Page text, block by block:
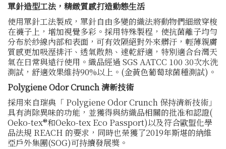
單針造型工法，精緻質感打造動態生活
使用單針工法製成，單針自由多變的織法將動物們細緻穿梭
在襪子上，增加視覺多彩。採用特殊製程，使抗菌離子均勻
分布於紗線內部和表面，可有效隔絕對外來髒汙，輕薄親膚
質感更加吸溼排汗、透氣散熱、速乾舒適，特別適合台灣天
氣在日常與遠行使用。織品經過 SGS AATCC 100 30次水洗
測試，舒適效果維持90%以上。(金黃色葡萄球菌種測試)。
Polygiene Odor Crunch 清新技術
採用來自瑞典「 Polygiene Odor Crunch 保持清新技術」
具有消除異味的功能，並獲得與紡織品相關的批准和認證(
Oeko-tex®和Oeko-tex Eco Passport)以及符合歐盟化學
品法規 REACH 的要求，同時也榮獲了2019年斯堪的納維
亞戶外集團(SOG)可持續發展獎。